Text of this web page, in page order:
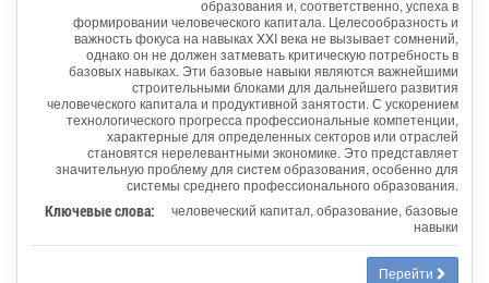
образования и, соответственно, успеха в
формировании человеческого капитала. Целесообразность и
важность фокуса на навыках XXI века не вызывает сомнений,
однако он не должен затмевать критическую потребность в
базовых навыках. Эти базовые навыки являются важнейшими
строительными блоками для дальнейшего развития
человеческого капитала и продуктивной занятости. С ускорением
технологического прогресса профессиональные компетенции,
характерные для определенных секторов или отраслей
становятся нерелевантными экономике. Это представляет
значительную проблему для систем образования, особенно для
системы среднего профессионального образования.
Ключевые слова:
человеческий капитал, образование, базовые
навыки
Перейти